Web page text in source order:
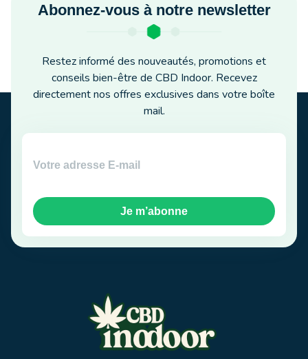
Abonnez-vous à notre newsletter
Restez informé des nouveautés, promotions et
conseils bien-être de CBD Indoor. Recevez
directement nos offres exclusives dans votre boîte
mail.
Je m’abonne